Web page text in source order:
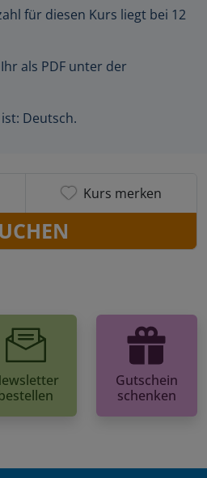
für diesen Kurs liegt bei 12
als PDF unter der
Deutsch.
Kurs merken
Gutschein
schenken